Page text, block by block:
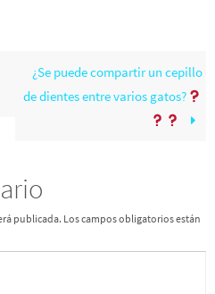
¿Se puede compartir un cepillo
de dientes entre varios gatos?
publicada. Los campos obligatorios están